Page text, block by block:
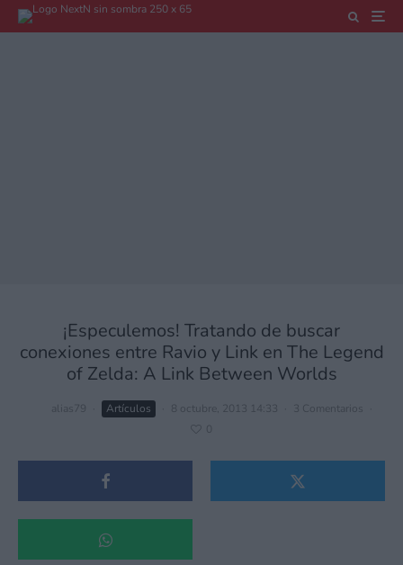
¡Especulemos! Tratando de buscar
conexiones entre Ravio y Link en The Legend
of Zelda: A Link Between Worlds
alias79 Artículos 8 octubre, 2013 14:33 3 Comentarios
0